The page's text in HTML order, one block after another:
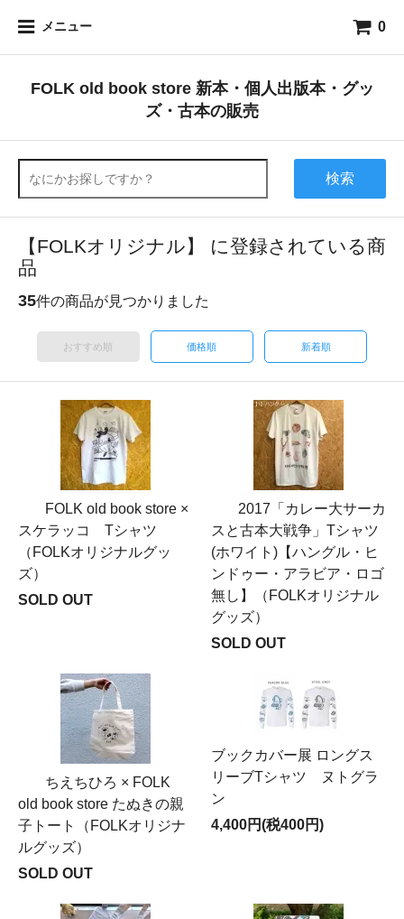
メニュー 0
FOLK old book store 新本・個人出版本・グッ
ズ・古本の販売
検索
【FOLKオリジナル】 に登録されている商
品
35件の商品が見つかりました
おすすめ順 価格順 新着順
FOLK old book store ×
スケラッコ Tシャツ
（FOLKオリジナルグッ
ズ）
SOLD OUT
2017「カレー大サーカ
スと古本大戦争」Tシャツ
(ホワイト)【ハングル・ヒ
ンドゥー・アラビア・ロゴ
無し】（FOLKオリジナル
グッズ）
SOLD OUT
ちえちひろ × FOLK
old book store たぬきの親
子トート（FOLKオリジナ
ルグッズ）
SOLD OUT
ブックカバー展 ロングス
リーブTシャツ ヌトグラ
ン
4,400円(税400円)